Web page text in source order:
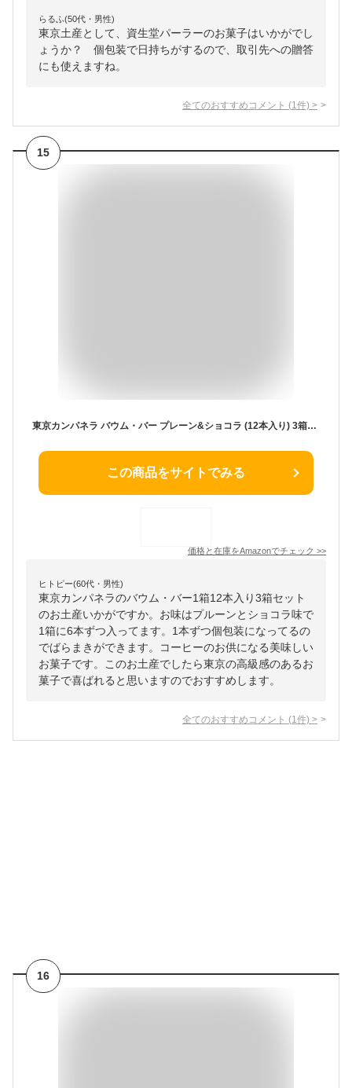
らるふ(50代・男性)
東京土産として、資生堂パーラーのお菓子はいかがでし
ょうか？ 個包装で日持ちがするので、取引先への贈答
にも使えますね。
全てのおすすめコメント (1 件) >
15
東京カンパネラ バウム・バー プレーン&ショコラ (12本入り) 3箱セット 個包装 御菓子 ギフト 御菓子 詰め合わせ 洋菓子 焼き菓子 御菓子 東京 お土産 バウム カンパネラ ギフト 人気ランキング ギフト 贈り物 バウム パーティー お中元
この商品をサイトでみる
価格と在庫をAmazonでチェック >>
ヒトピー(60代・男性)
東京カンパネラのバウム・バー1箱12本入り3箱セット
のお土産いかがですか。お味はプルーンとショコラ味で
1箱に6本ずつ入ってます。1本ずつ個包装になってるの
でばらまきができます。コーヒーのお供になる美味しい
お菓子です。このお土産でしたら東京の高級感のあるお
菓子で喜ばれると思いますのでおすすめします。
全てのおすすめコメント (1 件) >
16